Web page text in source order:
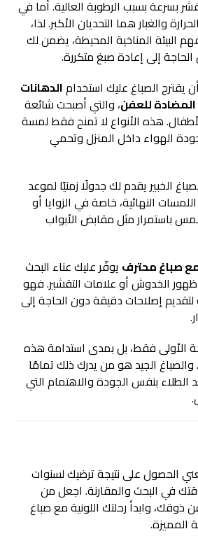
بسرعة بسبب الرطوبة العالية. أما في
والغبار هما التحديان الأكبر. لذا،
البيئة المناخية المحيطة، يضمن لك
إلى إعادة صبغ متكررة.
الصباغ عليك استخدامالدهانات
المضادة للعفن، والتي أصبحت شائعة
هذه الأنواع لا تمنح فقط لمسة
الهواء داخل المنزل وتحمي
الخبير يقدم لك جدولًا زمنيًا لموعد
النهائية، خاصة في الزوايا أو
باستمرار مثل مقابض الأبواب
صباغمحترف يوفّر عليك عناء البحث
الخدوش أو علامات التقشير. فهو
إصلاحات دقيقة دون الحاجة إلى
الأولى فقط، بل بمدى استدامة هذه
والصباغ الجيد هو من يدرك ذلك تمامًا
بنفس الجودة والاهتمام التي
الحصول على نتيجة ترضيك لسنوات
في البحث والمقارنة. اجعل من
ذوقك، وابدأ رحلتك اللونية مع صباغ
المميزة.